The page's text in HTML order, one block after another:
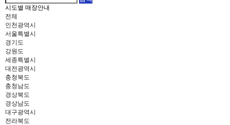
시도별 매장안내
전체
인천광역시
서울특별시
경기도
강원도
세종특별시
대전광역시
충청북도
충청남도
경상북도
경상남도
대구광역시
전라북도